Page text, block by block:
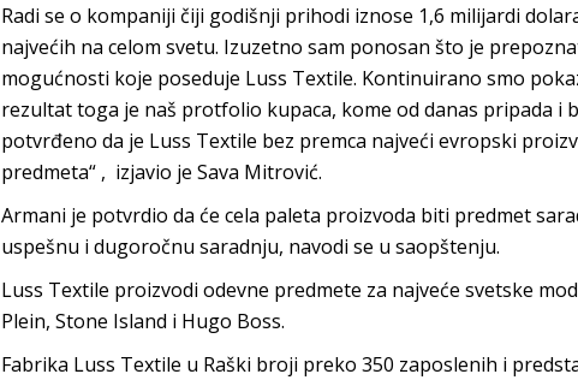
Radi se o kompaniji čiji godišnji prihodi iznose 1,6 milijardi
najvećih na celom svetu. Izuzetno sam ponosan što je
mogućnosti koje poseduje Luss Textile. Kontinuirano smo
rezultat toga je naš protfolio kupaca, kome od danas pripada i
potvrđeno da je Luss Textile bez premca najveći evropski
predmeta“ , izjavio je Sava Mitrović.
Armani je potvrdio da će cela paleta proizvoda biti predmet
uspešnu i dugoročnu saradnju, navodi se u saopštenju.
Luss Textile proizvodi odevne predmete za najveće svetske
Plein, Stone Island i Hugo Boss.
Fabrika Luss Textile u Raški broji preko 350 zaposlenih i